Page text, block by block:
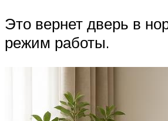
Это вернет дверь в
режим работы.